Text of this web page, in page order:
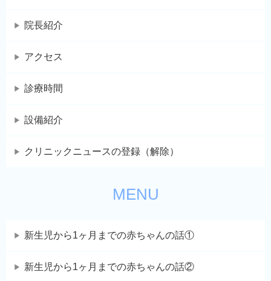
院長紹介
アクセス
診療時間
設備紹介
クリニックニュースの登録（解除）
MENU
新生児から1ヶ月までの赤ちゃんの話①
新生児から1ヶ月までの赤ちゃんの話②